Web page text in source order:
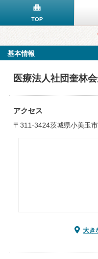
TOP
基本情報
医療法人社団奎林
アクセス
〒311-3424茨城県小美玉
大き